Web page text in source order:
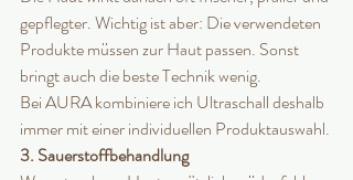
gepflegter. Wichtig ist aber: Die verwendeten
Produkte müssen zur Haut passen. Sonst
bringt auch die beste Technik wenig.
Bei AURA kombiniere ich Ultraschall deshalb
immer mit einer individuellen Produktauswahl.
3. Sauerstoffbehandlung